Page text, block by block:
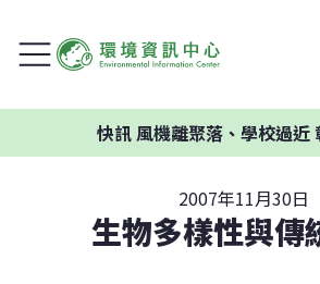
風機離聚落、學校過近 彰化
2007年11月30日
生物多樣性與傳